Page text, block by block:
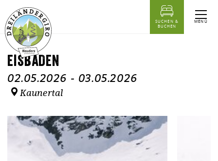
Inhaltstabelle
Eisbaden
Termine
Ähnliche Events
MENÜ
SUCHEN &
BUCHEN
EISBADEN
02.05.2026 - 03.05.2026
Kaunertal